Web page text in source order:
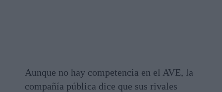
Aunque no hay competencia en el AVE, la
compañía pública dice que sus rivales